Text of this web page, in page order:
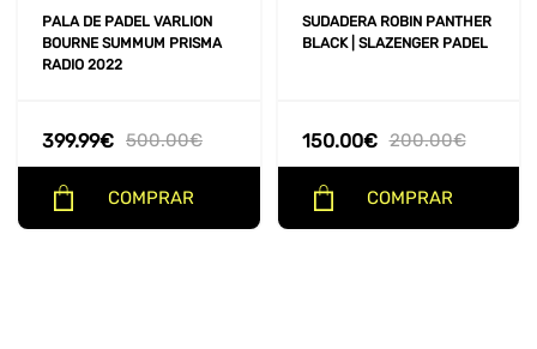
PALA DE PADEL VARLION
BOURNE SUMMUM PRISMA
RADIO 2022
500.00€
399.99€
COMPRAR
SUDADERA ROBIN PANTHER
BLACK | SLAZENGER PADEL
200.00€
150.00€
COMPRAR